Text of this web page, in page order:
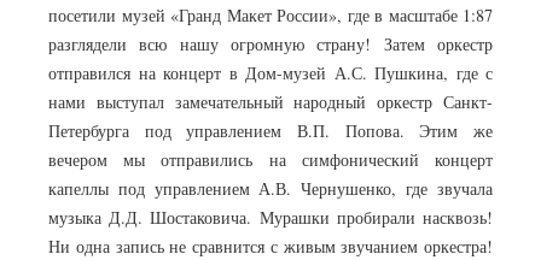
посетили музей «Гранд Макет России», где в масштабе 1:87
разглядели всю нашу огромную страну! Затем оркестр
отправился на концерт в Дом-музей А.С. Пушкина, где с
нами выступал замечательный народный оркестр Санкт-
Петербурга под управлением В.П. Попова. Этим же
вечером мы отправились на симфонический концерт
капеллы под управлением А.В. Чернушенко, где звучала
музыка Д.Д. Шостаковича. Мурашки пробирали насквозь!
Ни одна запись не сравнится с живым звучанием оркестра!